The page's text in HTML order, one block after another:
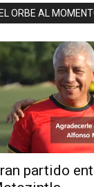
ORBE AL
partido